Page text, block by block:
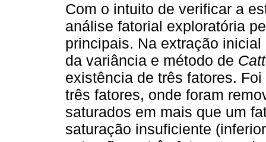
Com o intuito de verificar a
análise fatorial exploratória
principais. Na extração
da variância e método de
existência de três fatores.
três fatores, onde foram
saturados em mais que um
saturação insuficiente